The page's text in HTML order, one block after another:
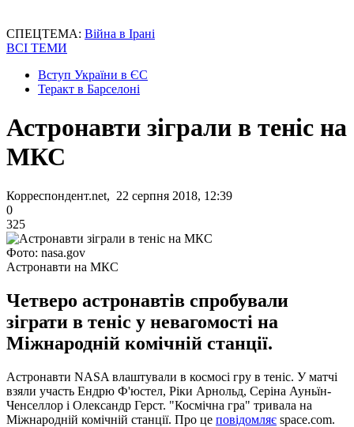
СПЕЦТЕМА: Війна в Ірані
ВСІ ТЕМИ
Вступ України в ЄС
Теракт в Барселоні
Астронавти зіграли в теніс на
МКС
Корреспондент.net, 22 серпня 2018, 12:39
0
325
Фото: nasa.gov
Астронавти на МКС
Четверо астронавтів спробували
зіграти в теніс у невагомості на
Міжнародній комічній станції.
Астронавти NASA влаштували в космосі гру в теніс. У матчі
взяли участь Ендрю Ф'юстел, Ріки Арнольд, Серіна Ауньїн-
Ченселлор і Олександр Герст. "Космічна гра" тривала на
Міжнародній комічній станції. Про це повідомляє space.com.